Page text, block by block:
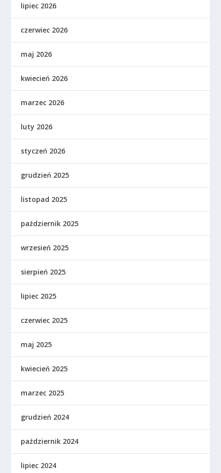
lipiec 2026
czerwiec 2026
maj 2026
kwiecień 2026
marzec 2026
luty 2026
styczeń 2026
grudzień 2025
listopad 2025
październik 2025
wrzesień 2025
sierpień 2025
lipiec 2025
czerwiec 2025
maj 2025
kwiecień 2025
marzec 2025
grudzień 2024
październik 2024
lipiec 2024